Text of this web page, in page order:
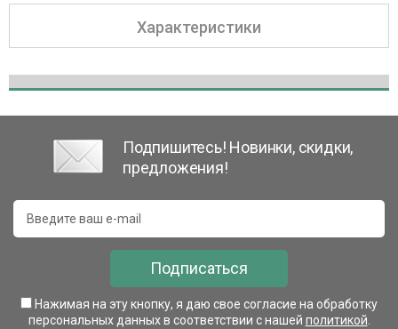
Характеристики
Подпишитесь! Новинки, скидки,
предложения!
Подписаться
Нажимая на эту кнопку, я даю свое согласие на обработку
персональных данных в соответствии с нашей политикой